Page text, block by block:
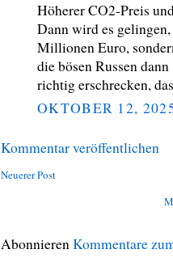
Höherer CO2-Preis
Dann wird es
Millionen Euro,
die bösen Russen dann
richtig erschrecken,
OKTOBER 12,
Kommentar veröffentlichen
Neuerer Post
AbonnierenKommentare